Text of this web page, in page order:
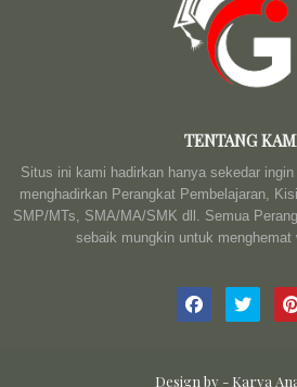
TENTANG
Situs ini kami hadirkan hanya sekedar
menghadirkan Perangkat Pembelajaran,
SMP/MTs, SMA/MA/SMK dll. Semua
sebaik mungkin untuk menghemat
Design by - Karya